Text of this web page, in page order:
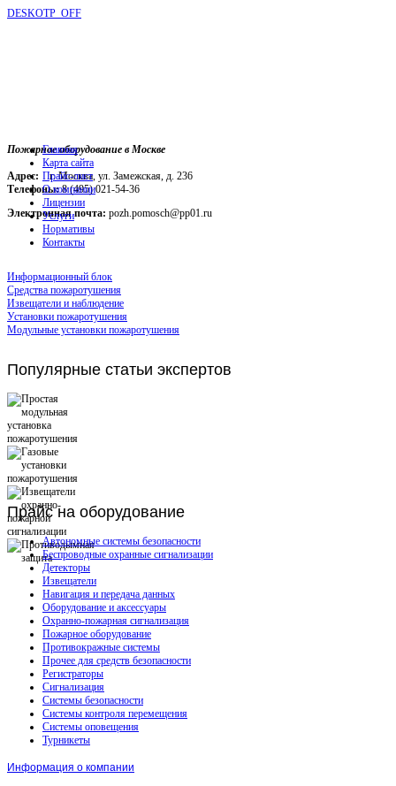
DESKOTP_OFF
Пожарное оборудование в Москве
Адрес: г. Москва, ул. Замежская, д. 236
Телефоны:8 (495) 021-54-36
Электронная почта: pozh.pomosch@pp01.ru
Главная
Карта сайта
Прайс-лист
О компании
Лицензии
Услуги
Нормативы
Контакты
Информационный блок
Средства пожаротушения
Извещатели и наблюдение
Установки пожаротушения
Модульные установки пожаротушения
Популярные статьи экспертов
Прайсна оборудование
Автономные системы безопасности
Беспроводные охранные сигнализации
Детекторы
Извещатели
Навигация и передача данных
Оборудование и аксессуары
Охранно-пожарная сигнализация
Пожарное оборудование
Противокражные системы
Прочее для средств безопасности
Регистраторы
Сигнализация
Системы безопасности
Системы контроля перемещения
Системы оповещения
Турникеты
Информация о компании